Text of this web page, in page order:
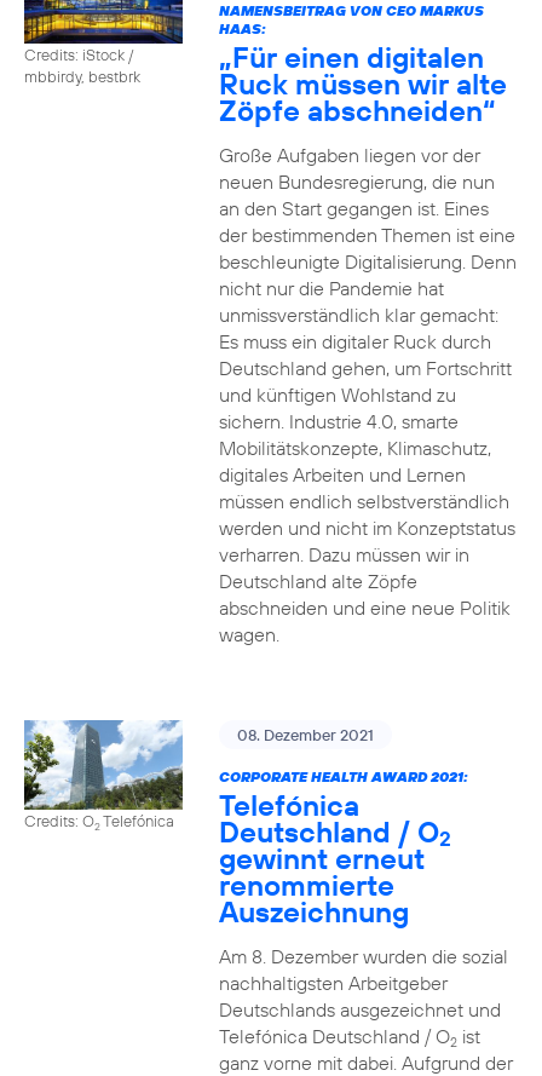
Credits: iStock /
mbbirdy, bestbrk
NAMENSBEITRAG VON CEO MARKUS
HAAS:
„Für einen digitalen
Ruck müssen wir alte
Zöpfe abschneiden“
Große Aufgaben liegen vor der
neuen Bundesregierung, die nun
an den Start gegangen ist. Eines
der bestimmenden Themen ist eine
beschleunigte Digitalisierung. Denn
nicht nur die Pandemie hat
unmissverständlich klar gemacht:
Es muss ein digitaler Ruck durch
Deutschland gehen, um Fortschritt
und künftigen Wohlstand zu
sichern. Industrie 4.0, smarte
Mobilitätskonzepte, Klimaschutz,
digitales Arbeiten und Lernen
müssen endlich selbstverständlich
werden und nicht im Konzeptstatus
verharren. Dazu müssen wir in
Deutschland alte Zöpfe
abschneiden und eine neue Politik
wagen.
Credits: O2Telefónica
08. Dezember 2021
CORPORATE HEALTH AWARD 2021:
Telefónica
Deutschland / O2
gewinnt erneut
renommierte
Auszeichnung
Am 8. Dezember wurden die sozial
nachhaltigsten Arbeitgeber
Deutschlands ausgezeichnet und
Telefónica Deutschland / O2ist
ganz vorne mit dabei. Aufgrund der